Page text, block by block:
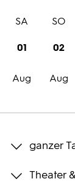
01
Aug
SA
02
Aug
SO
ganzer
Theater